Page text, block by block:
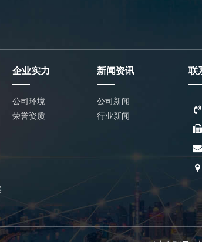
企业实力
公司环境
荣誉资质
新闻资讯
公司新闻
行业新闻
联
© by Copyright By 2020-2025 qnxrt 黔南欣瑞天科